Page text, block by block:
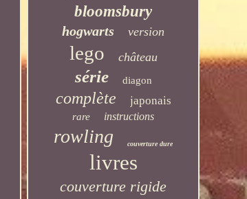
bloomsbury
hogwarts version
lego château
série diagon
complète japonais
rare instructions
rowling couverture dure
livres
couverture rigide